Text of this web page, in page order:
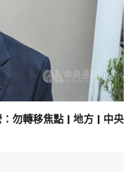
勿轉移焦點 | 地方 | 中央